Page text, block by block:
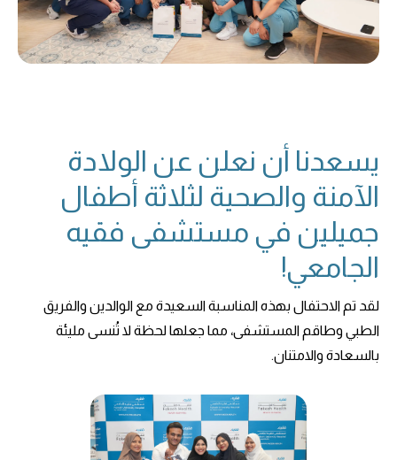
يسعدنا أن نعلن عن الولادة
الآمنة والصحية لثلاثة أطفال
جميلين في مستشفى فقيه
الجامعي!
لقد تم الاحتفال بهذه المناسبة السعيدة مع الوالدين والفريق
الطبي وطاقم المستشفى، مما جعلها لحظة لا تُنسى مليئة
بالسعادة والامتنان.